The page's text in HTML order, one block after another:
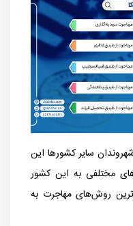
سایر کشورها این
مختلفی به این کشور
روش‌های مهاجرت به